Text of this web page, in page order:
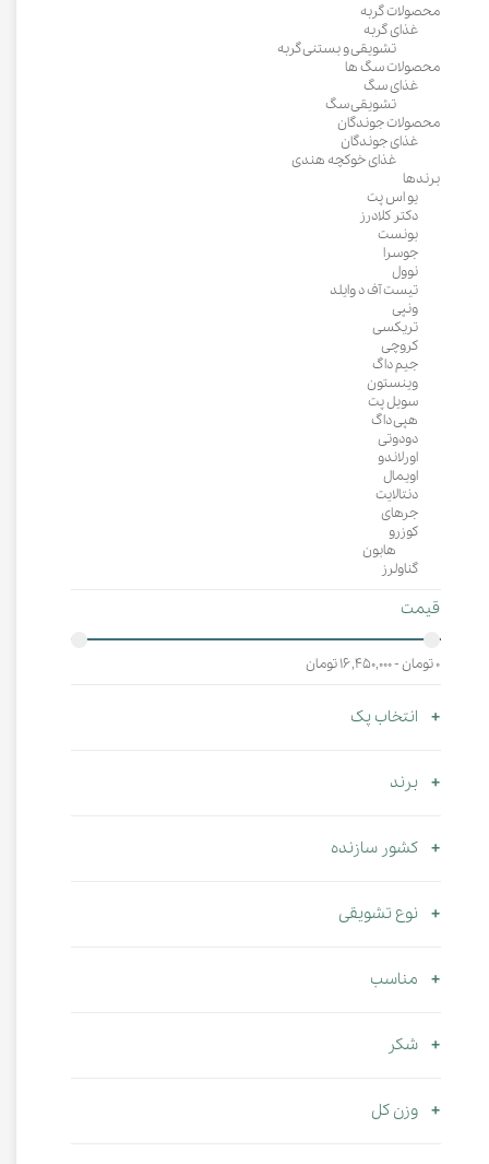
محصولات گربه
غذای گربه
تشویقی و بستنی گربه
محصولات سگ ها
غذای سگ
تشویقی سگ
محصولات جوندگان
غذای جوندگان
غذای خوکچه هندی
برندها
یو اس پت
دکتر کلادرز
بونست
جوسرا
نوول
تیست آف د وایلد
ونپی
تریکسی
کروچی
جیم داگ
وینستون
سویل پت
هپی داگ
دودوتی
اورلاندو
اویمال
دنتالایت
جرهای
کوزرو
هابون
گناولرز
قیمت
۰ تومان - ۱۶,۴۵۰,۰۰۰ تومان
انتخاب پک
برند
کشور سازنده
نوع تشویقی
مناسب
شکر
وزن کل